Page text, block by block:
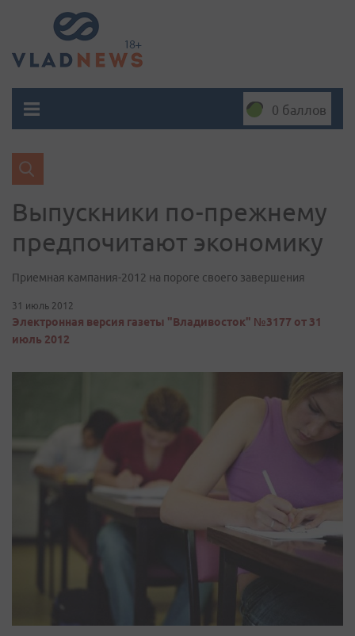
0 баллов
Выпускники по-прежнему
предпочитают экономику
Приемная кампания-2012 на пороге своего завершения
31 июль 2012
Электронная версия газеты "Владивосток" №3177 от 31
июль 2012